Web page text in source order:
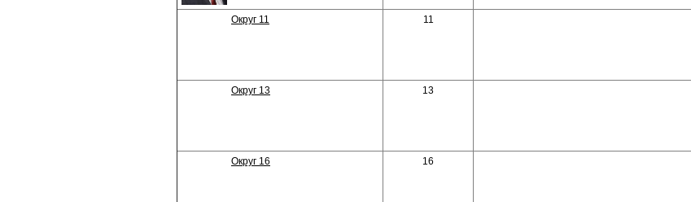
Округ 11 11
Округ 13 13
Округ 16 16